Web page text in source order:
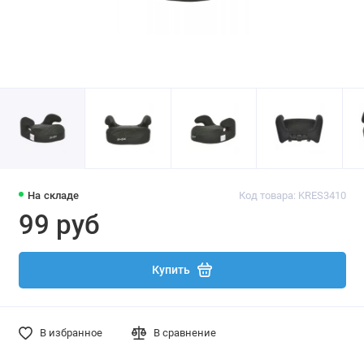
На складе Код товара: KRES3410
99 руб
Купить
В избранное В сравнение